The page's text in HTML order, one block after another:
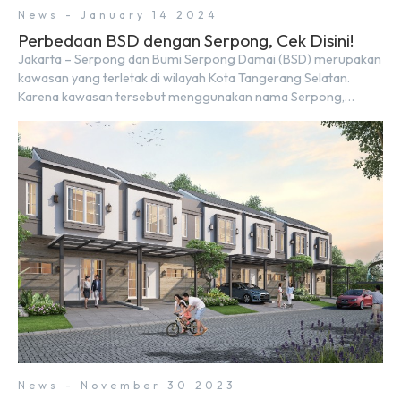
News - January 14 2024
Perbedaan BSD dengan Serpong, Cek Disini!
Jakarta – Serpong dan Bumi Serpong Damai (BSD) merupakan
kawasan yang terletak di wilayah Kota Tangerang Selatan.
Karena kawasan tersebut menggunakan nama Serpong,
merupakan tempat yang sama. Padahal anggapan tersebut
kurang tepat. Sebab Serpong dan BSD merupakan dua
kawasan yang berbeda. Berikut penjelasannya. Baca Juga: […]
News - November 30 2023